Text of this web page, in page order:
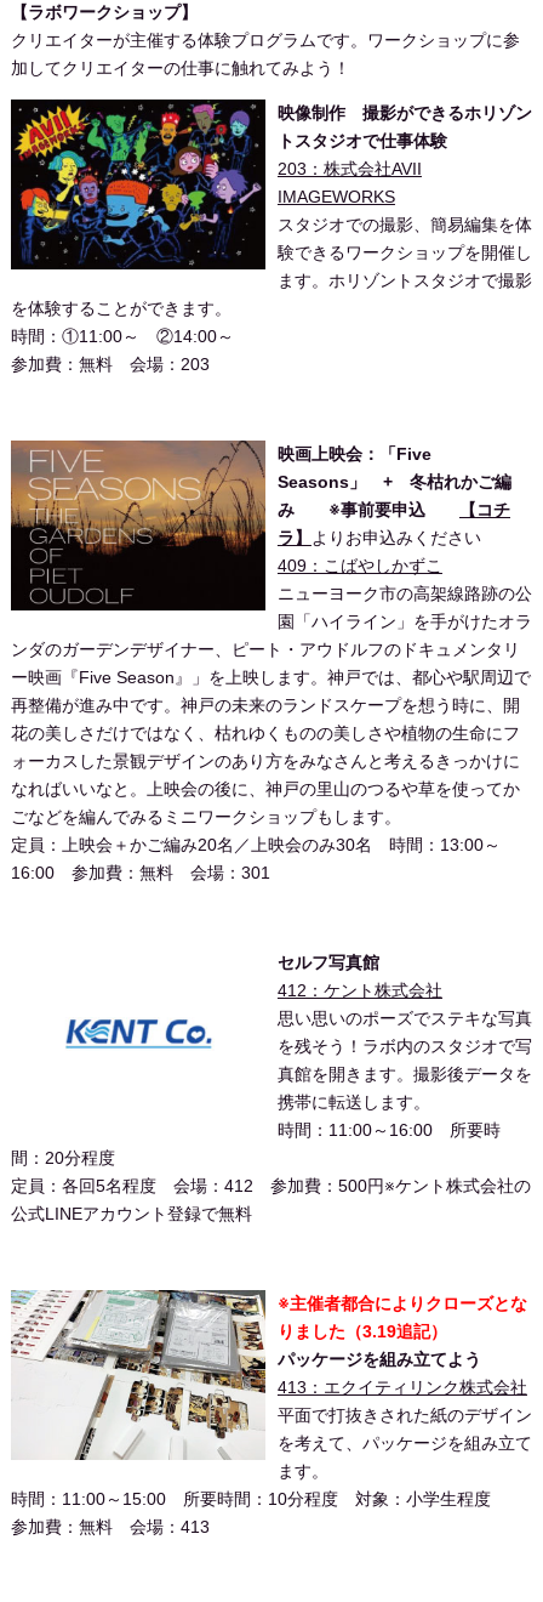
【ラボワークショップ】
クリエイターが主催する体験プログラムです。ワークショップに参
加してクリエイターの仕事に触れてみよう！
映像制作 撮影ができるホリゾン
トスタジオで仕事体験
203：株式会社AVII
IMAGEWORKS
スタジオでの撮影、簡易編集を体
験できるワークショップを開催し
ます。ホリゾントスタジオで撮影
を体験することができます。
時間：①11:00～ ②14:00～
参加費：無料 会場：203
映画上映会：「Five
Seasons」 + 冬枯れかご編
み ※事前要申込
【コチ
ラ】
よりお申込みください
409：こばやしかずこ
ニューヨーク市の高架線路跡の公
園「ハイライン」を手がけたオラ
ンダのガーデンデザイナー、ピート・アウドルフのドキュメンタリ
ー映画『Five Season』」を上映します。神戸では、都心や駅周辺で
再整備が進み中です。神戸の未来のランドスケープを想う時に、開
花の美しさだけではなく、枯れゆくものの美しさや植物の生命にフ
ォーカスした景観デザインのあり方をみなさんと考えるきっかけに
なればいいなと。上映会の後に、神戸の里山のつるや草を使ってか
ごなどを編んでみるミニワークショップもします。
定員：上映会＋かご編み20名／上映会のみ30名 時間：13:00～
16:00 参加費：無料 会場：301
セルフ写真館
412：ケント株式会社
思い思いのポーズでステキな写真
を残そう！ラボ内のスタジオで写
真館を開きます。撮影後データを
携帯に転送します。
時間：11:00～16:00 所要時
間：20分程度
定員：各回5名程度 会場：412 参加費：500円※ケント株式会社の
公式LINEアカウント登録で無料
※主催者都合によりクローズとな
りました（3.19追記）
パッケージを組み立てよう
413：エクイティリンク株式会社
平面で打抜きされた紙のデザイン
を考えて、パッケージを組み立て
ます。
時間：11:00～15:00 所要時間：10分程度 対象：小学生程度
参加費：無料 会場：413